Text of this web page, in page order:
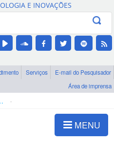
Canais
E INOVAÇÕES
Serviços
E-mail do Pesquisador
Área de imprensa
MENU